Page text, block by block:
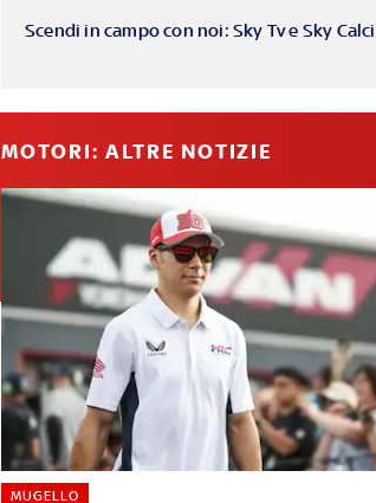
Scendi in campo con noi: Sky Tv e Sky
MOTORI: ALTRE NOTIZIE
MUGELLO